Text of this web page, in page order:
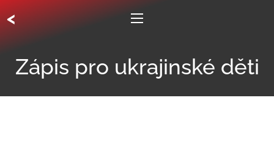
<
Zápis pro ukrajinské děti